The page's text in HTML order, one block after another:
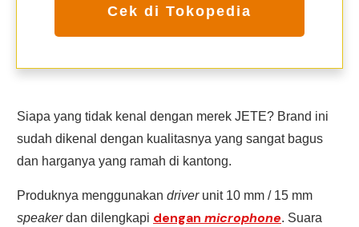
Cek di Tokopedia
Siapa yang tidak kenal dengan merek JETE? Brand ini
sudah dikenal dengan kualitasnya yang sangat bagus
dan harganya yang ramah di kantong.
Produknya menggunakan driverunit 10 mm / 15 mm
speakerdan dilengkapi dengan microphone. Suara